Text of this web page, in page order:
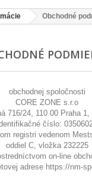
Obchodné
obchodnej spoločnosti
CORE ZONE s.r.o
716/24, 110 00 Praha 1,
číslo:
registri vedenom
oddiel C, vložka 232225
on-line
adrese https://nm-